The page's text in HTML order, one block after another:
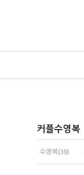
커플수영복
수영복(39)